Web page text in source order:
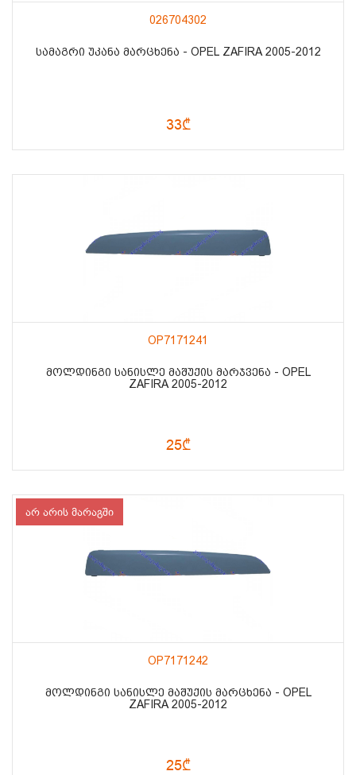
026704302
ᲡᲐᲛᲐᲒᲠᲘ ᲣᲙᲐᲜᲐ ᲛᲐᲠᲪᲮᲔᲜᲐ - OPEL ZAFIRA 2005-2012
33₾
OP7171241
ᲛᲝᲚᲓᲘᲜᲒᲘ ᲡᲐᲜᲘᲡᲚᲔ ᲛᲐᲨᲣᲥᲘᲡ ᲛᲐᲠᲯᲕᲔᲜᲐ - OPEL
ZAFIRA 2005-2012
25₾
არ არის მარაგში
OP7171242
ᲛᲝᲚᲓᲘᲜᲒᲘ ᲡᲐᲜᲘᲡᲚᲔ ᲛᲐᲨᲣᲥᲘᲡ ᲛᲐᲠᲪᲮᲔᲜᲐ - OPEL
ZAFIRA 2005-2012
25₾